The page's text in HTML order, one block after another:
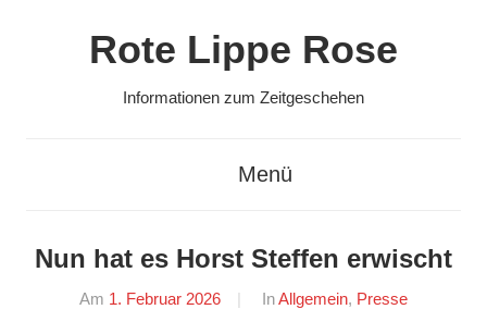
Rote Lippe Rose
Informationen zum Zeitgeschehen
Menü
Nun hat es Horst Steffen erwischt
Am 1. Februar 2026
Von
InAllgemein, Presse